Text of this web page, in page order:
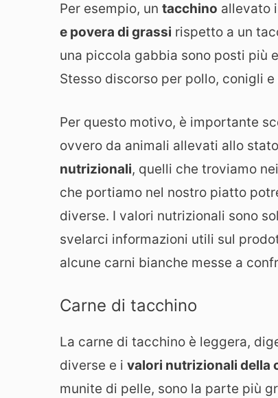
Per esempio, un tacchino allevato
e povera di grassi rispetto a un
una piccola gabbia sono posti più
Stesso discorso per pollo, conigli
Per questo motivo, è importante
ovvero da animali allevati allo
nutrizionali, quelli che troviamo
che portiamo nel nostro piatto
diverse. I valori nutrizionali sono
svelarci informazioni utili sul
alcune carni bianche messe a
Carne di tacchino
La carne di tacchino è leggera,
diverse e i valori nutrizionali della
munite di pelle, sono la parte più